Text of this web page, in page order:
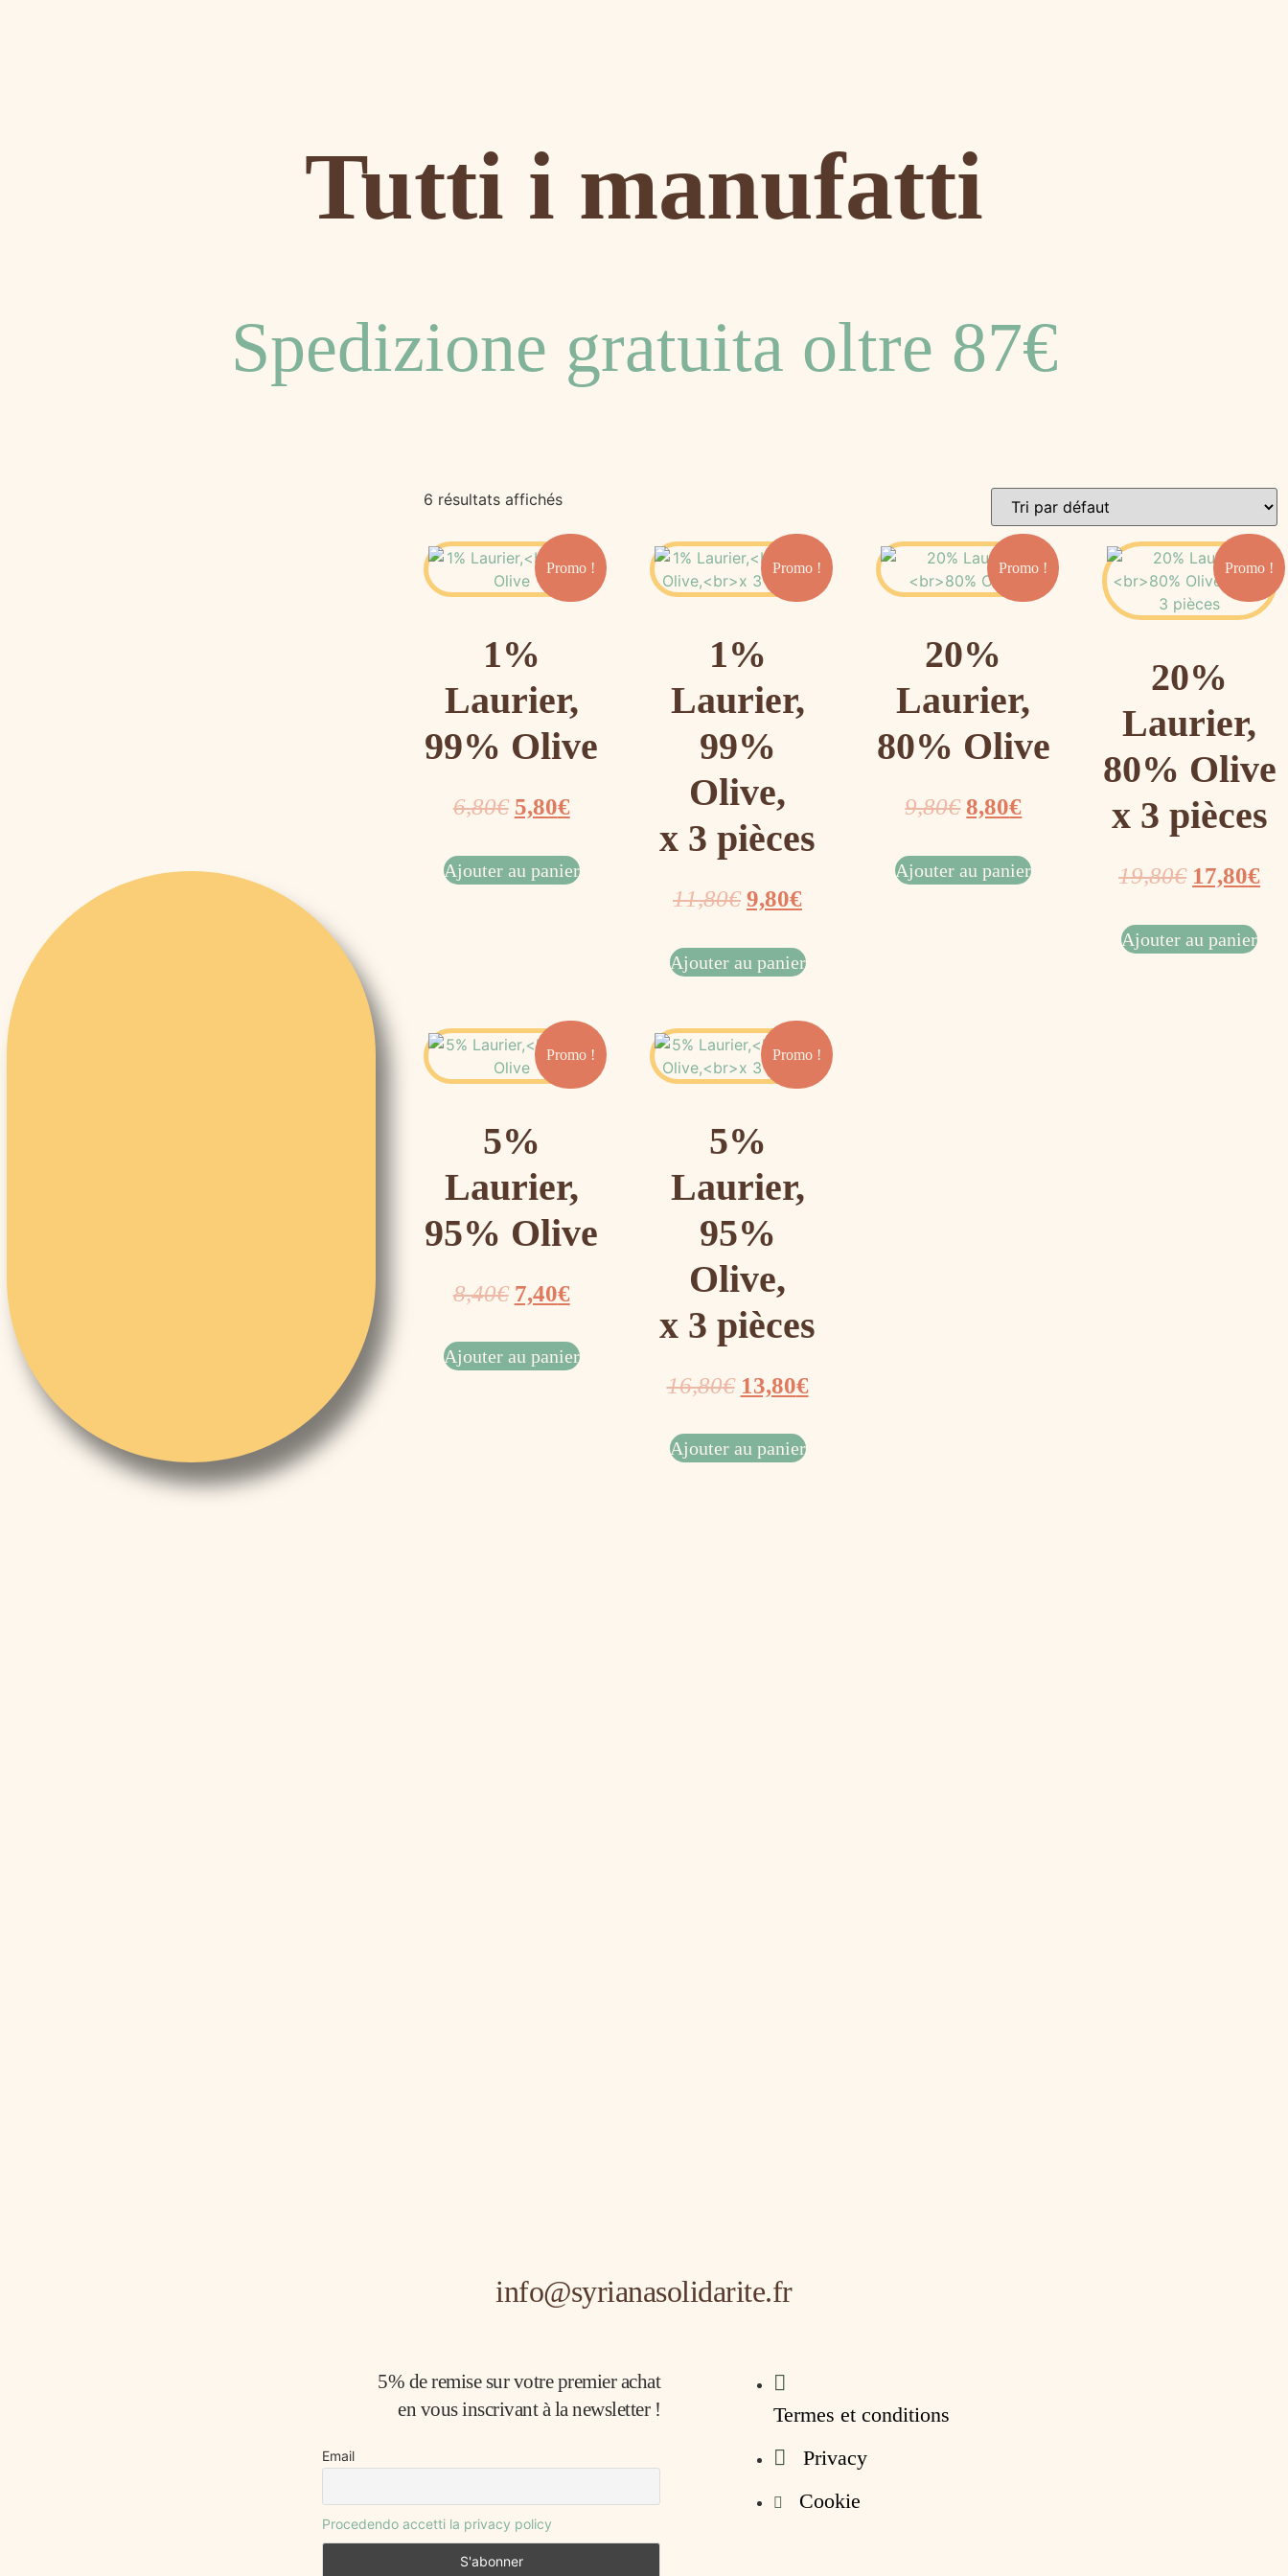
Tutti i manufatti
Spedizione gratuita oltre 87€
6 résultats affichés
Promo !
1%
Laurier,
99% Olive
6,80€ 5,80€
Ajouter au panier
Promo !
1%
Laurier,
99%
Olive,
x 3 pièces
11,80€ 9,80€
Ajouter au panier
Promo !
20%
Laurier,
80% Olive
9,80€ 8,80€
Ajouter au panier
Promo !
20%
Laurier,
80% Olive
x 3 pièces
19,80€ 17,80€
Ajouter au panier
Promo !
5%
Laurier,
95% Olive
8,40€ 7,40€
Ajouter au panier
Promo !
5%
Laurier,
95%
Olive,
x 3 pièces
16,80€ 13,80€
Ajouter au panier
info@syrianasolidarite.fr
5% de remise sur votre premier achat
en vous inscrivant à la newsletter !
Email
Procedendo accetti la privacy policy
Termes et conditions
Privacy
Cookie